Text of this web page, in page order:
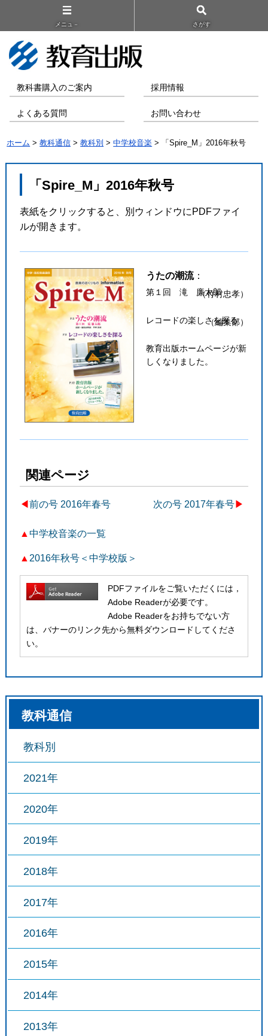
メニュ－ さがす
教科書購入のご案内 採用情報
よくある質問 お問い合わせ
ホーム >教科通信 >教科別 >中学校音楽 > 「Spire_M」2016年秋号
「Spire_M」2016年秋号
表紙をクリックすると、別ウィンドウにPDFファイ
ルが開きます。
うたの潮流：
第１回 滝 廉太郎（竹村忠孝）
レコードの楽しさを探る
（編集部）
教育出版ホームページが新
しくなりました。
関連ページ
◀︎前の号 2016年春号 次の号 2017年春号▶
▲ 中学校音楽の一覧
▲ 2016年秋号＜中学校版＞
PDFファイルをご覧いただくには，
Adobe Readerが必要です。
Adobe Readerをお持ちでない方
は、バナーのリンク先から無料ダウンロードしてくださ
い。
教科通信
教科別
2021年
2020年
2019年
2018年
2017年
2016年
2015年
2014年
2013年